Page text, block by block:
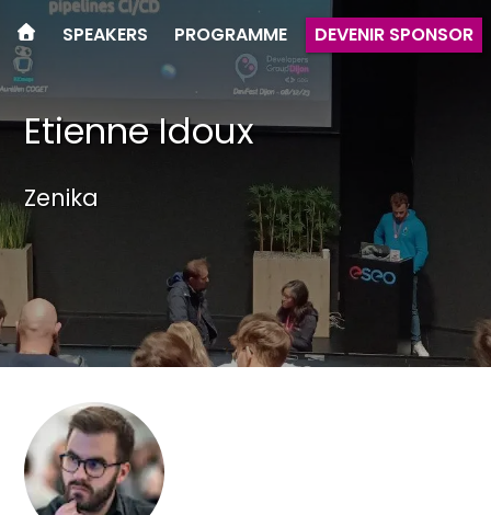
SPEAKERS PROGRAMME DEVENIR SPONSOR
Etienne Idoux
Zenika